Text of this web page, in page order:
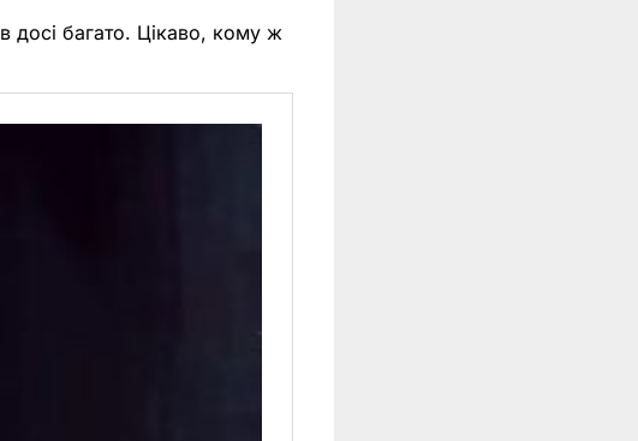
досі багато. Цікаво, кому ж